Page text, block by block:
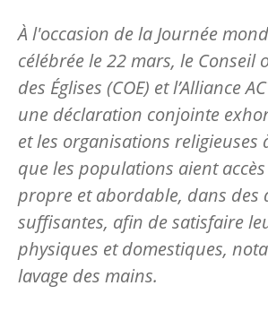
À l'occasion de la Journée
célébrée le 22 mars, le
des Églises (COE) et l’Alliance
une déclaration conjointe
et les organisations religieuses
que les populations aient
propre et abordable, dans des
suffisantes, afin de satisfaire
physiques et domestiques,
lavage des mains.